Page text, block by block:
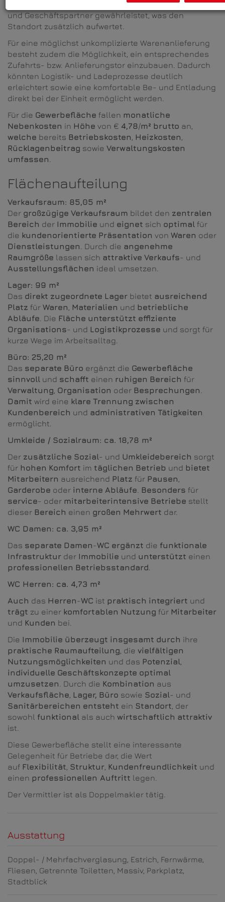
komfortable Erreichbarkeit für Kunden, Mitarbeiter
und Geschäftspartner gewährleistet, was den
Standort zusätzlich aufwertet.
Für eine möglichst unkomplizierte Warenanlieferung
besteht zudem die Möglichkeit, ein entsprechendes
Zufahrts- bzw. Anlieferungstor einzubauen. Dadurch
könnten Logistik- und Ladeprozesse deutlich
erleichtert sowie eine komfortable Be- und Entladung
direkt bei der Einheit ermöglicht werden.
Für die Gewerbefläche fallen monatliche
Nebenkosten in Höhe von € 4,78/m² brutto an,
welche bereits Betriebskosten Heizkosten
Rücklagenbeitrag sowie Verwaltungskosten
umfassen
Flächenaufteilung
Verkaufsraum: 85,05 m²
Der großzügige Verkaufsraum bildet den zentralen
Bereich der Immobilie und eignet sich optimal für
die kundenorientierte Präsentation von Waren oder
Dienstleistungen
. Durch die angenehme
Raumgröße lassen sich attraktive Verkaufs- und
Ausstellungsflächen ideal umsetzen.
Lager: 99 m²
Das direkt zugeordnete Lager bietet ausreichend
Platz für Waren Materialien und betriebliche
Abläufe . Die Fläche unterstützt effiziente
Organisations- und Logistikprozesse und sorgt für
kurze Wege im Arbeitsalltag.
Büro: 25,20 m²
Das separate Büro ergänzt die Gewerbefläche
sinnvoll und schafft einen ruhigen Bereich für
Verwaltung Organisation oder Besprechungen
Damit wird eine klare Trennung zwischen
Kundenbereich und administrativen Tätigkeiten
ermöglicht.
Umkleide / Sozialraum: ca. 18,78 m²
Der zusätzliche Sozial- und Umkleidebereich sorgt
für hohen Komfort im täglichen Betrieb und bietet
Mitarbeitern ausreichend Platz für Pausen
Garderobe oder interne Abläufe Besonders für
service- oder mitarbeiterintensive Betriebe stellt
dieser Bereich einen großen Mehrwert dar.
WC Damen: ca. 3,95 m²
Das separate Damen-WC ergänzt die funktionale
Infrastruktur der Immobilie und unterstützt einen
professionellen Betriebsstandard
WC Herren: ca. 4,73 m²
Auch das Herren-WC ist praktisch integriert und
trägt zu einer komfortablen Nutzung für Mitarbeiter
und Kunden bei.
Die Immobilie überzeugt insgesamt durch ihre
praktische Raumaufteilung , die vielfältigen
Nutzungsmöglichkeiten und das Potenzial
individuelle Geschäftskonzepte optimal
umzusetzen
. Durch die Kombination aus
Verkaufsfläche Lager, Büro sowie Sozial- und
Sanitärbereichen entsteht ein Standort , der
sowohl funktional als auch wirtschaftlich attraktiv
ist.
Diese Gewerbefläche stellt eine interessante
Gelegenheit für Betriebe dar, die Wert
auf Flexibilität Struktur Kundenfreundlichkeit und
einen professionellen Auftritt legen.
Der Vermittler ist als Doppelmakler tätig.
Ausstattung
Doppel- / Mehrfachverglasung Estrich Fernwärme
Fliesen Getrennte Toiletten Massiv Parkplatz
Stadtblick